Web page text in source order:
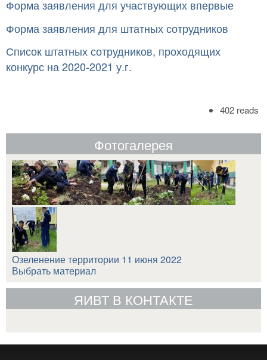
Форма заявления для участвующих впервые
Форма заявления для штатных сотрудников
Список штатных сотрудников, проходящих
конкурс на 2020-2021 у.г.
402 reads
Фотогалерея
Озеленение территории 11 июня 2022
Выбрать материал
ЯИВТ В КОНТАКТЕ